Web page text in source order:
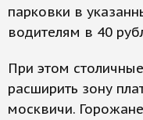
парковки в
водителям в 40
При этом
расширить зону
москвичи.